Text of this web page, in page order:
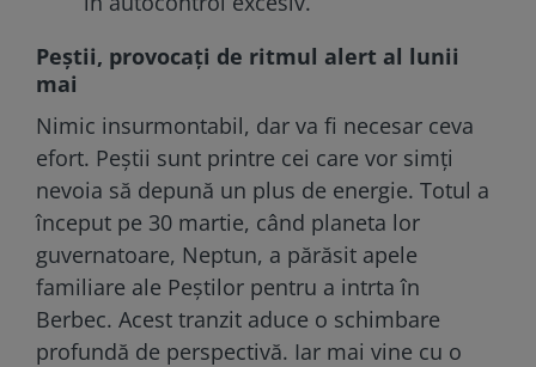
Peștii, provocați de ritmul alert al lunii
mai
Nimic insurmontabil, dar va fi necesar ceva
efort. Peștii sunt printre cei care vor simți
nevoia să depună un plus de energie. Totul a
început pe 30 martie, când planeta lor
guvernatoare, Neptun, a părăsit apele
familiare ale Peștilor pentru a intrta în
Berbec. Acest tranzit aduce o schimbare
profundă de perspectivă. Iar mai vine cu o